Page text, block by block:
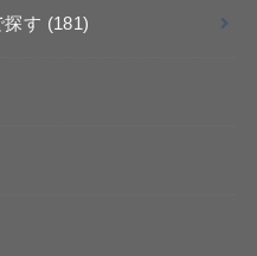
探す (181)